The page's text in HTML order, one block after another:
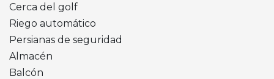
Cerca del golf
Riego automático
Persianas de seguridad
Almacén
Balcón